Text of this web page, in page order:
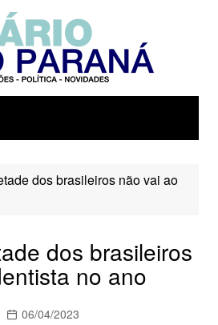
dos brasileiros não vai ao
dos brasileiros
no ano
06/04/2023